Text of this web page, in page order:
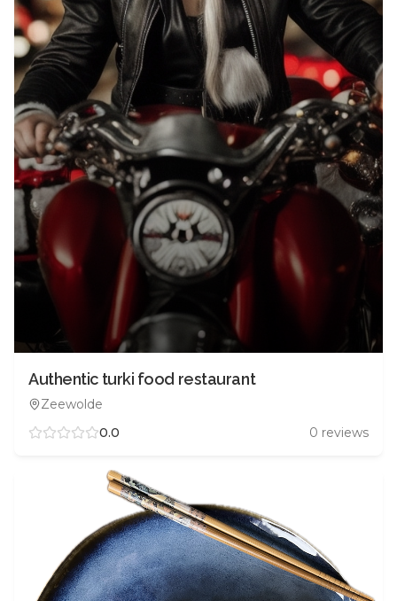
Authentic turki food restaurant
Zeewolde
0.0
0 reviews